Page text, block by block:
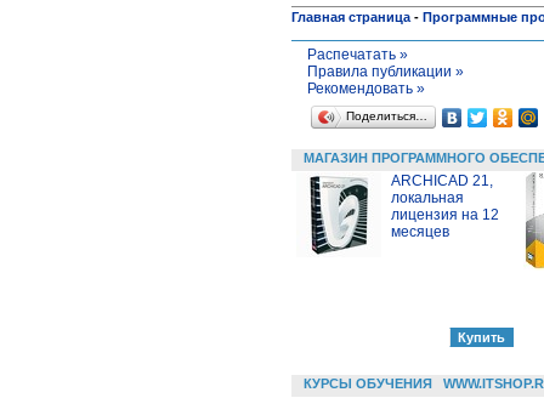
Главная страница - Программные
Распечатать »
Правила публикации »
Рекомендовать »
Поделиться…
МАГАЗИН ПРОГРАММНОГО
ARCHICAD 21,
локальная
лицензия на 12
месяцев
КУРСЫ ОБУЧЕНИЯ